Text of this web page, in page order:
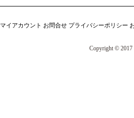
マイアカウント お問合せ プライバシーポリシー
Copyright © 2017